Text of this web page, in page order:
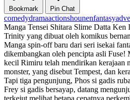
Bookmark Pin Chat
comedydramaactionshounenfantasy
Manga Tensei Shitara Slime Datta
Trinity yang dibuat oleh komikus
Manga spin-off baru dari seri isekai
dikembangkan oleh pencipta asli Fuse!
kecil Rimiru telah mendirikan kerajaan
monster, yang disebut Tempest, dan
Tapi tiga pengunjung, Phos si gadis
Frey si gadis bersayap, datang
terkejut melihat betapa cepatnya